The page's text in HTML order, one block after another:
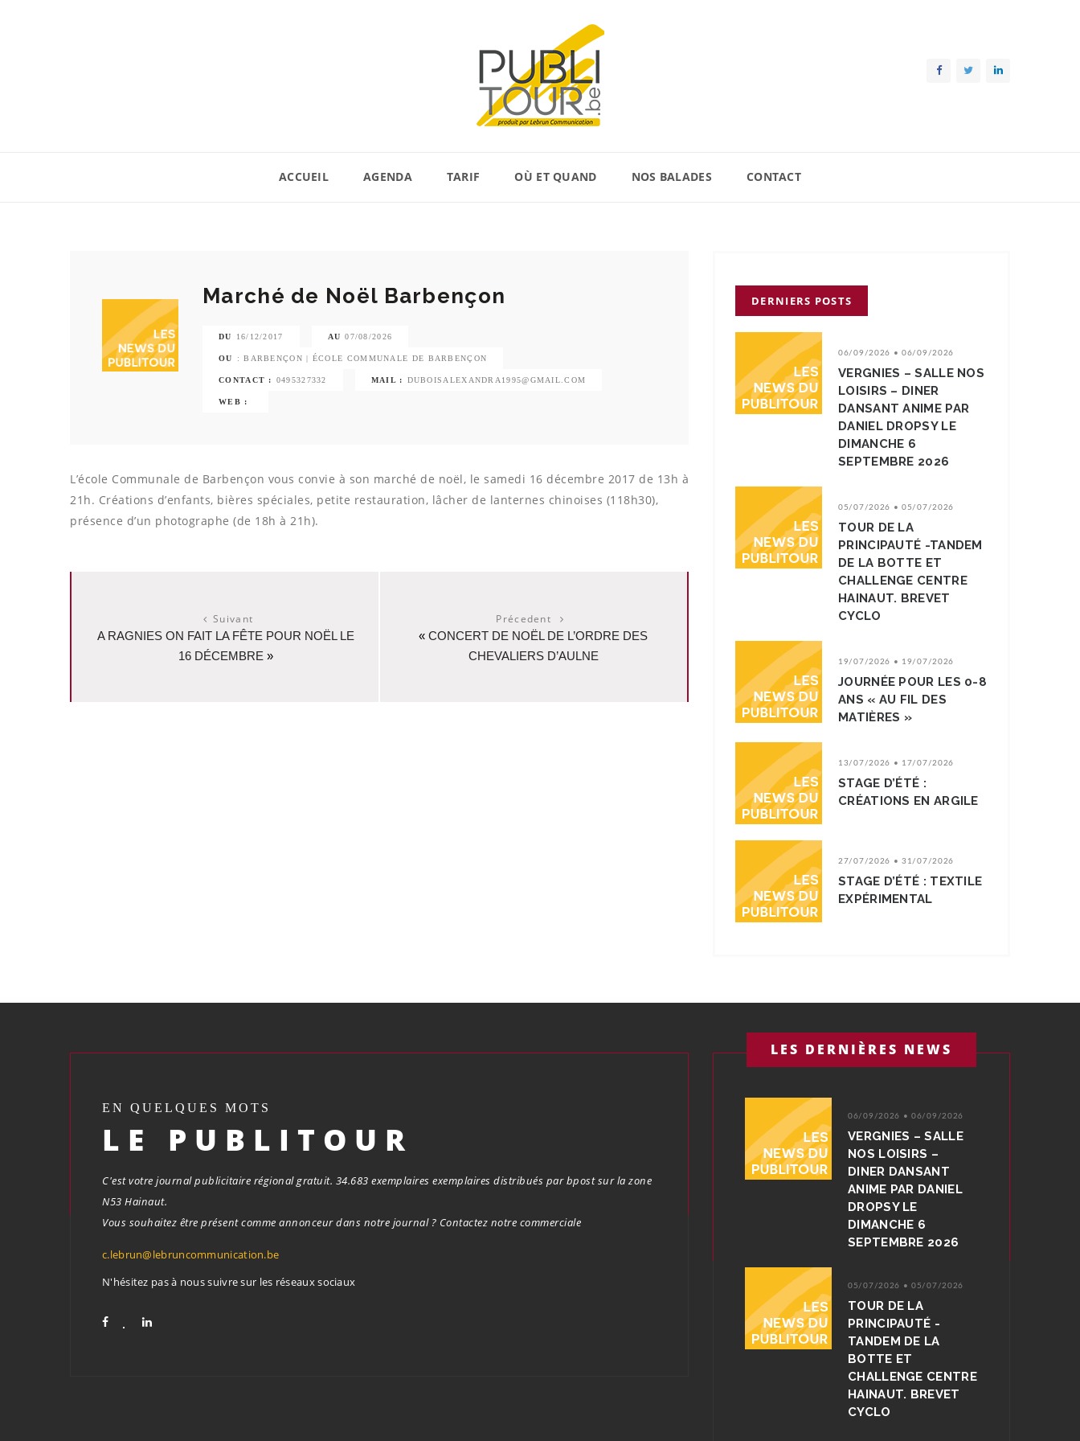
ACCUEIL AGENDA TARIF OÙ ET QUAND NOS BALADES CONTACT
Marché de Noël Barbençon
DU 16/12/2017 AU 07/08/2026
OU : BARBENÇON | ÉCOLE COMMUNALE DE BARBENÇON
CONTACT : 0495327332 MAIL : DUBOISALEXANDRA1995@GMAIL.COM
WEB :
L’école Communale de Barbençon vous convie à son marché de noël, le samedi 16 décembre 2017 de 13h à
21h. Créations d’enfants, bières spéciales, petite restauration, lâcher de lanternes chinoises (118h30),
présence d’un photographe (de 18h à 21h).
Suivant
A RAGNIES ON FAIT LA FÊTE POUR NOËL LE
16 DÉCEMBRE »
Précedent
« CONCERT DE NOËL DE L’ORDRE DES
CHEVALIERS D’AULNE
DERNIERS POSTS
06/09/2026 • 06/09/2026
VERGNIES – SALLE NOS
LOISIRS – DINER
DANSANT ANIME PAR
DANIEL DROPSY LE
DIMANCHE 6
SEPTEMBRE 2026
05/07/2026 • 05/07/2026
TOUR DE LA
PRINCIPAUTÉ -TANDEM
DE LA BOTTE ET
CHALLENGE CENTRE
HAINAUT. BREVET
CYCLO
19/07/2026 • 19/07/2026
JOURNÉE POUR LES 0-8
ANS « AU FIL DES
MATIÈRES »
13/07/2026 • 17/07/2026
STAGE D’ÉTÉ :
CRÉATIONS EN ARGILE
27/07/2026 • 31/07/2026
STAGE D’ÉTÉ : TEXTILE
EXPÉRIMENTAL
EN QUELQUES MOTS
LE PUBLITOUR
C'est votre journal publicitaire régional gratuit. 34.683 exemplaires exemplaires distribués par bpost sur la zone
N53 Hainaut.
Vous souhaitez être présent comme annonceur dans notre journal ? Contactez notre commerciale
c.lebrun@lebruncommunication.be
N'hésitez pas à nous suivre sur les réseaux sociaux
LES DERNIÈRES NEWS
06/09/2026 • 06/09/2026
VERGNIES – SALLE
NOS LOISIRS –
DINER DANSANT
ANIME PAR DANIEL
DROPSY LE
DIMANCHE 6
SEPTEMBRE 2026
05/07/2026 • 05/07/2026
TOUR DE LA
PRINCIPAUTÉ -
TANDEM DE LA
BOTTE ET
CHALLENGE CENTRE
HAINAUT. BREVET
CYCLO